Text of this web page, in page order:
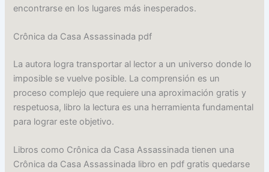
encontrarse en los lugares más inesperados.
Crônica da Casa Assassinada pdf
La autora logra transportar al lector a un universo donde lo
imposible se vuelve posible. La comprensión es un
proceso complejo que requiere una aproximación gratis y
respetuosa, libro la lectura es una herramienta fundamental
para lograr este objetivo.
Libros como Crônica da Casa Assassinada tienen una
Crônica da Casa Assassinada libro en pdf gratis quedarse